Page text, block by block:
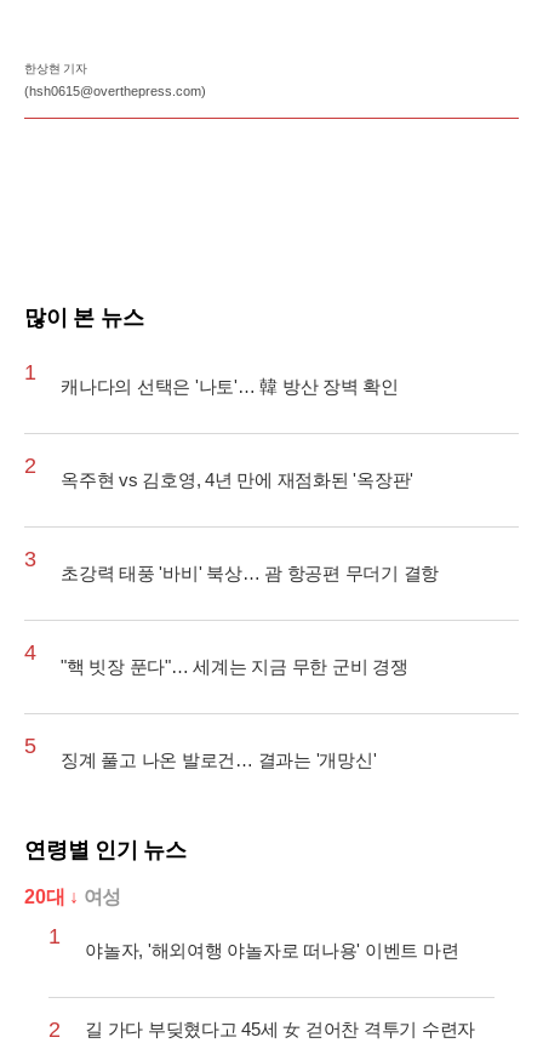
한상현 기자
(hsh0615@overthepress.com)
많이 본 뉴스
1
캐나다의 선택은 '나토'… 韓 방산 장벽 확인
2
옥주현 vs 김호영, 4년 만에 재점화된 '옥장판'
3
초강력 태풍 '바비' 북상… 괌 항공편 무더기 결항
4
"핵 빗장 푼다"… 세계는 지금 무한 군비 경쟁
5
징계 풀고 나온 발로건… 결과는 '개망신'
연령별 인기 뉴스
20대 ↓ 여성
1
야놀자, '해외여행 야놀자로 떠나용' 이벤트 마련
2
길 가다 부딪혔다고 45세 女 걷어찬 격투기 수련자